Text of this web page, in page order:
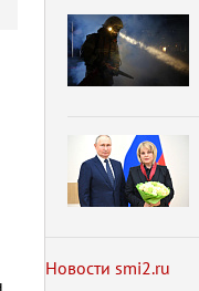
Новости smi2.ru